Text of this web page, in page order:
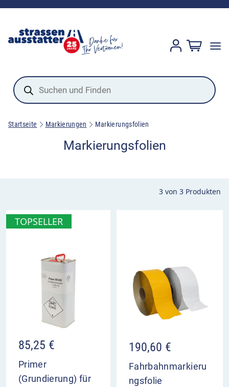
Products
search
Startseite Markierungen Markierungsfolien
Markierungsfolien
3 von 3 Produkten
TOPSELLER
85,25 €
Primer
(Grundierung) für
190,60 €
Fahrbahnmarkieru
ngsfolie